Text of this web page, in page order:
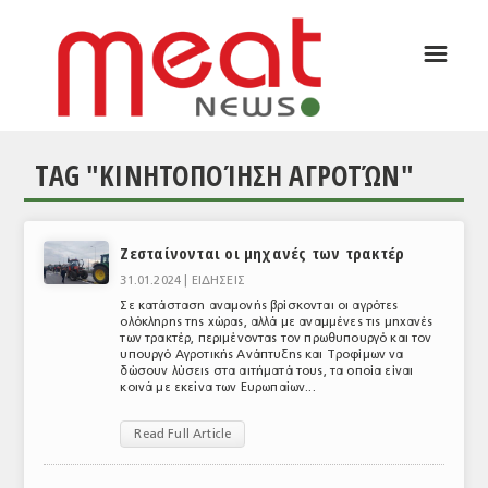
ΕΙΔΗΣΕΙΣ
ΘΕΜΑΤΑ
ΕΥΡΩΠΑΪΚΕΣ ΑΠΟΦΑΣΕΙΣ
☰
TAG "ΚΙΝΗΤΟΠΟΊΗΣΗ ΑΓΡΟΤΏΝ"
Ζεσταίνονται οι μηχανές των τρακτέρ
31.01.2024 |
ΕΙΔΗΣΕΙΣ
Σε κατάσταση αναμονής βρίσκονται οι αγρότες
ολόκληρης της χώρας, αλλά με αναμμένες τις μηχανές
των τρακτέρ, περιμένοντας τον πρωθυπουργό και τον
υπουργό Αγροτικής Ανάπτυξης και Τροφίμων να
δώσουν λύσεις στα αιτήματά τους, τα οποία είναι
κοινά με εκείνα των Ευρωπαίων...
Read Full Article